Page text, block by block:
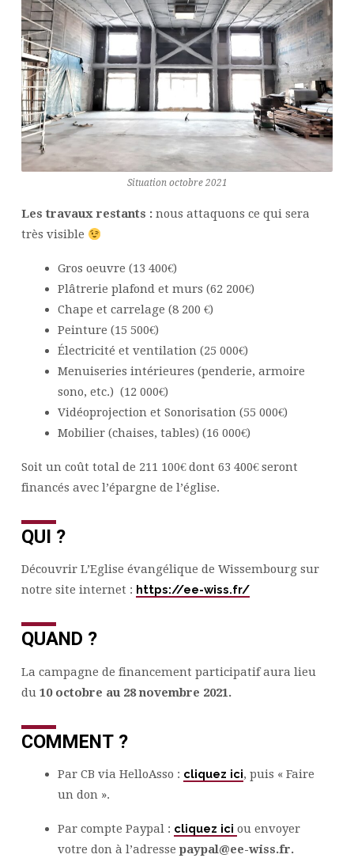
Situation octobre 2021
Les travaux restants : nous attaquons ce qui sera
très visible
Gros oeuvre (13 400€)
Plâtrerie plafond et murs (62 200€)
Chape et carrelage (8 200 €)
Peinture (15 500€)
Électricité et ventilation (25 000€)
Menuiseries intérieures (penderie, armoire
sono, etc.) (12 000€)
Vidéoprojection et Sonorisation (55 000€)
Mobilier (chaises, tables) (16 000€)
Soit un coût total de 211 100€ dont 63 400€ seront
financés avec l’épargne de l’église.
QUI ?
Découvrir L’Eglise évangélique de Wissembourg sur
notre site internet : https://ee-wiss.fr/
QUAND ?
La campagne de financement participatif aura lieu
du 10 octobre au 28 novembre 2021.
COMMENT ?
Par CB via HelloAsso : cliquez ici, puis « Faire
un don ».
Par compte Paypal : cliquez ici ou envoyer
votre don à l’adresse paypal@ee-wiss.fr.